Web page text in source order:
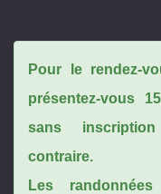
Pour le rendez-
présentez-vous
sans
contraire.
Les